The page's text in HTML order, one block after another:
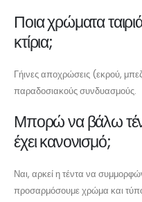
Ποια χρώματα
κτίρια;
Γήινες αποχρώσεις (εκρού,
παραδοσιακούς συνδυασμούς.
Μπορώ να βάλω
έχει κανονισμό;
Ναι, αρκεί η τέντα να
προσαρμόσουμε χρώμα και